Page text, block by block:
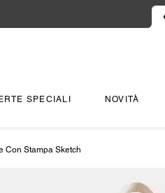
SPECIALI NOVITÀ
Con Stampa Sketch